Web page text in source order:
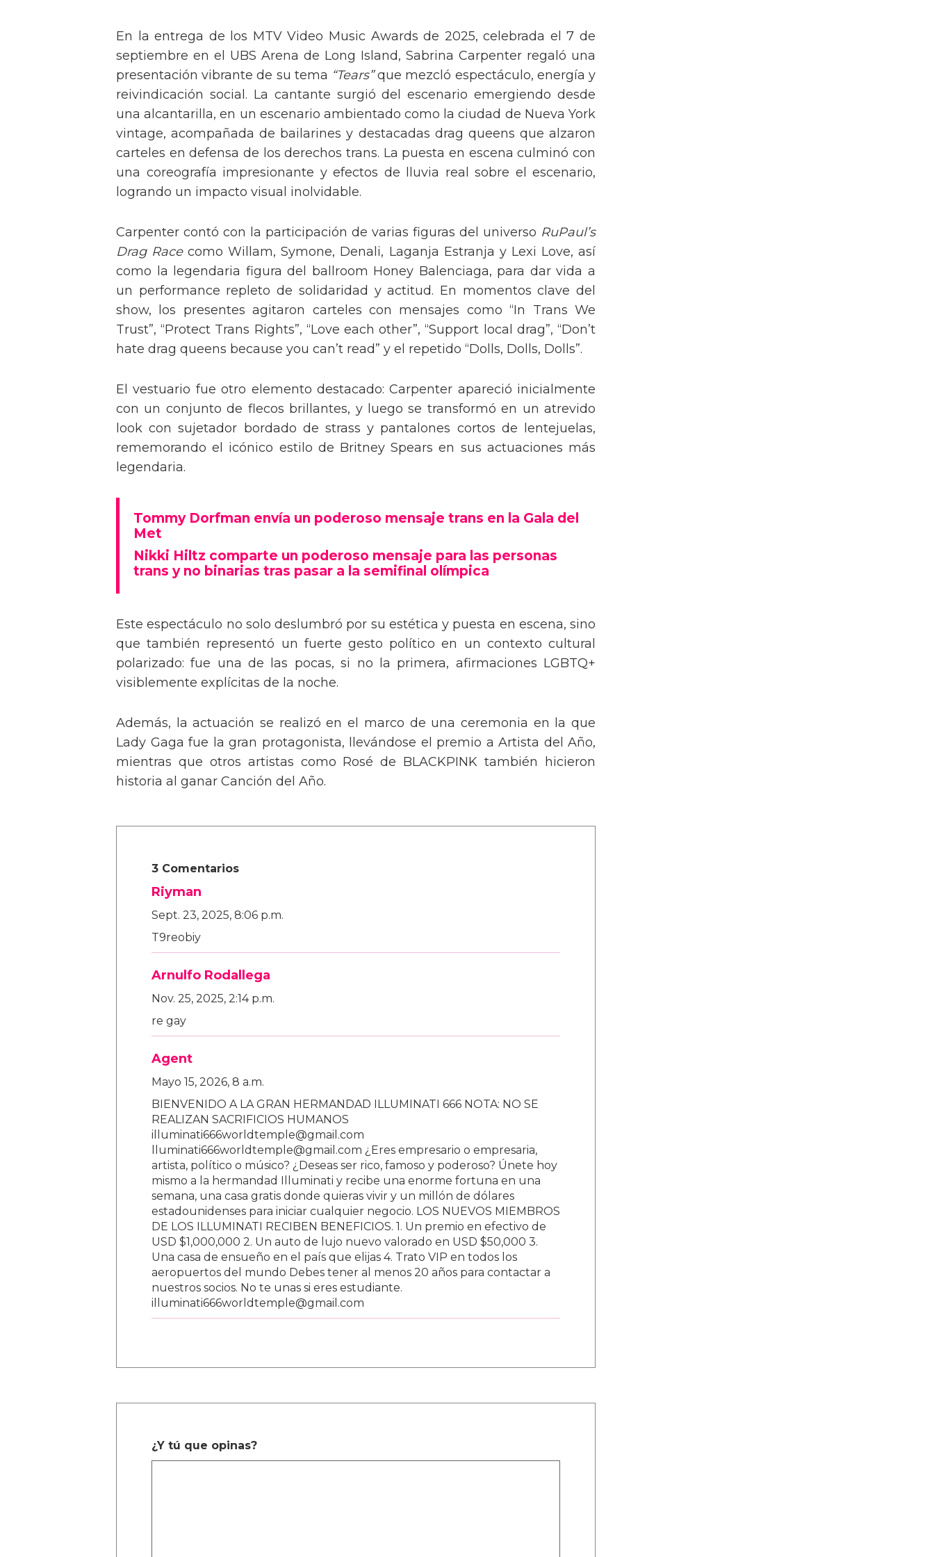
En la entrega de los MTV Video Music Awards de 2025, celebrada el 7 de
septiembre en el UBS Arena de Long Island, Sabrina Carpenter regaló una
presentación vibrante de su tema “Tears”que mezcló espectáculo, energía y
reivindicación social. La cantante surgió del escenario emergiendo desde
una alcantarilla, en un escenario ambientado como la ciudad de Nueva York
vintage, acompañada de bailarines y destacadas drag queens que alzaron
carteles en defensa de los derechos trans. La puesta en escena culminó con
una coreografía impresionante y efectos de lluvia real sobre el escenario,
logrando un impacto visual inolvidable.
Carpenter contó con la participación de varias figuras del universo RuPaul’s
Drag Racecomo Willam, Symone, Denali, Laganja Estranja y Lexi Love, así
como la legendaria figura del ballroom Honey Balenciaga, para dar vida a
un performance repleto de solidaridad y actitud. En momentos clave del
show, los presentes agitaron carteles con mensajes como “In Trans We
Trust”, “Protect Trans Rights”, “Love each other”, “Support local drag”, “Don’t
hate drag queens because you can’t read” y el repetido “Dolls, Dolls, Dolls”.
El vestuario fue otro elemento destacado: Carpenter apareció inicialmente
con un conjunto de flecos brillantes, y luego se transformó en un atrevido
look con sujetador bordado de strass y pantalones cortos de lentejuelas,
rememorando el icónico estilo de Britney Spears en sus actuaciones más
legendaria.
Tommy Dorfman envía un poderoso mensaje trans en la Gala del
Met
Nikki Hiltz comparte un poderoso mensaje para las personas
trans y no binarias tras pasar a la semifinal olímpica
Este espectáculo no solo deslumbró por su estética y puesta en escena, sino
que también representó un fuerte gesto político en un contexto cultural
polarizado: fue una de las pocas, si no la primera, afirmaciones LGBTQ+
visiblemente explícitas de la noche.
Además, la actuación se realizó en el marco de una ceremonia en la que
Lady Gaga fue la gran protagonista, llevándose el premio a Artista del Año,
mientras que otros artistas como Rosé de BLACKPINK también hicieron
historia al ganar Canción del Año.
3 Comentarios
Riyman
Sept. 23, 2025, 8:06 p.m.
T9reobiy
Arnulfo Rodallega
Nov. 25, 2025, 2:14 p.m.
re gay
Agent
Mayo 15, 2026, 8 a.m.
BIENVENIDO A LA GRAN HERMANDAD ILLUMINATI 666 NOTA: NO SE
REALIZAN SACRIFICIOS HUMANOS
illuminati666worldtemple@gmail.com
lluminati666worldtemple@gmail.com ¿Eres empresario o empresaria,
artista, político o músico? ¿Deseas ser rico, famoso y poderoso? Únete hoy
mismo a la hermandad Illuminati y recibe una enorme fortuna en una
semana, una casa gratis donde quieras vivir y un millón de dólares
estadounidenses para iniciar cualquier negocio. LOS NUEVOS MIEMBROS
DE LOS ILLUMINATI RECIBEN BENEFICIOS. 1. Un premio en efectivo de
USD $1,000,000 2. Un auto de lujo nuevo valorado en USD $50,000 3.
Una casa de ensueño en el país que elijas 4. Trato VIP en todos los
aeropuertos del mundo Debes tener al menos 20 años para contactar a
nuestros socios. No te unas si eres estudiante.
illuminati666worldtemple@gmail.com
¿Y tú que opinas?